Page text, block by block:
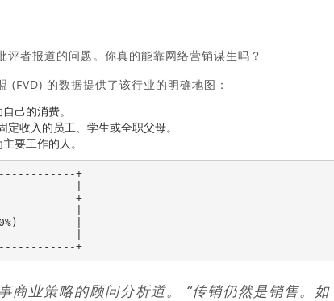
者报道的问题。你真的能靠网络营销谋生吗？
(FVD) 的数据提供了该行业的明确地图：
己的消费。
收入的员工、学生或全职父母。
要工作的人。
+
|
+
|
|
|
+-------------------------------------------------------+
商业策略的顾问分析道。 “传销仍然是销售。如